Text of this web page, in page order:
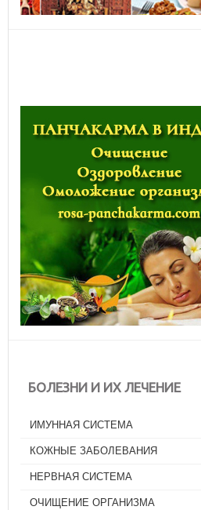
БОЛЕЗНИ И ИХ ЛЕЧЕНИЕ
ИМУННАЯ СИСТЕМА
КОЖНЫЕ ЗАБОЛЕВАНИЯ
НЕРВНАЯ СИСТЕМА
ОЧИЩЕНИЕ ОРГАНИЗМА